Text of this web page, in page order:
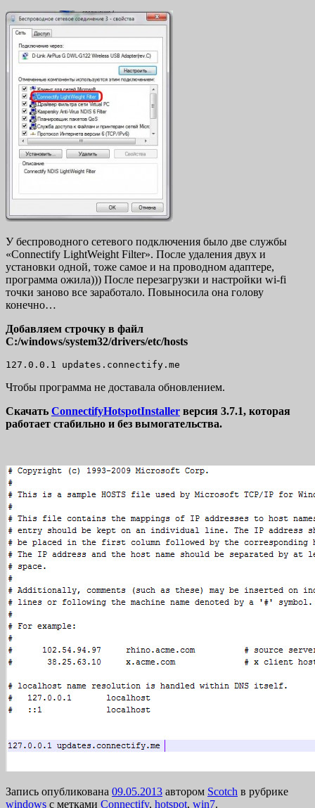
У беспроводного сетевого подключения было две службы
«Connectify LightWeight Filter». После удаления двух и
установки одной, тоже самое и на проводном адаптере,
программа ожила))) После перезагрузки и настройки wi-fi
точки заново все заработало. Повыносила она голову
конечно…
Добавляем строчку в файл
C:/windows/system32/drivers/etc/hosts
127.0.0.1 updates.connectify.me
Чтобы программа не доставала обновлением.
Скачать ConnectifyHotspotInstaller версия 3.7.1, которая
работает стабильно и без вымогательства.
Запись опубликована 09.05.2013 автором Scotch в рубрике
windows с метками Connectify, hotspot, win7.